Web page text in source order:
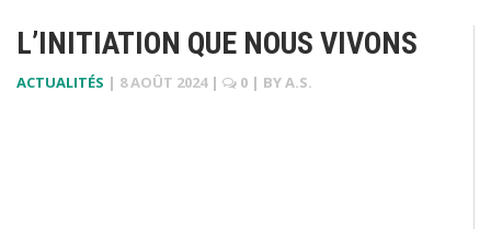
L’INITIATION QUE NOUS VIVONS
ACTUALITÉS | 8 AOÛT 2024 | 0 | BYA.S.